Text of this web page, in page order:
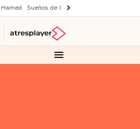
Sueños de libertad